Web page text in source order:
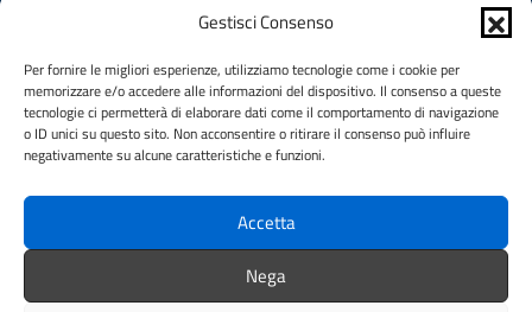
Gestisci Consenso
Per fornire le migliori esperienze, utilizziamo tecnologie come i cookie per
memorizzare e/o accedere alle informazioni del dispositivo. Il consenso a queste
tecnologie ci permetterà di elaborare dati come il comportamento di navigazione
o ID unici su questo sito. Non acconsentire o ritirare il consenso può influire
negativamente su alcune caratteristiche e funzioni.
Accetta
Nega
Informativa privacy
Cookie Policy (UE)
Social Media Policy
Note legali
SEGUICI SU
Facebook YouTube